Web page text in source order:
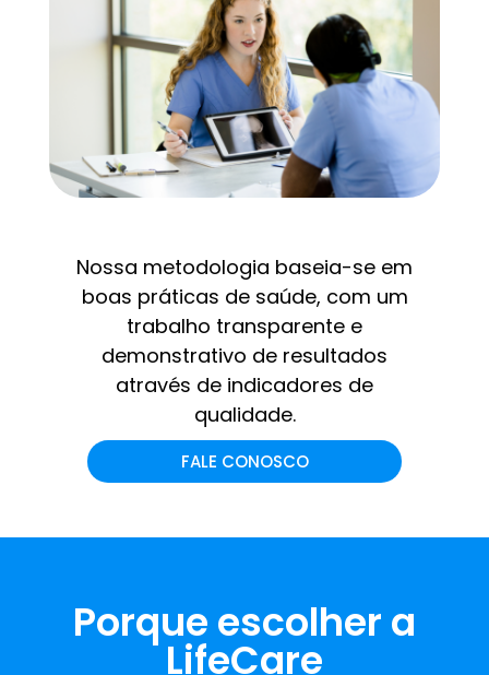
Nossa metodologia baseia-se em
boas práticas de saúde, com um
trabalho transparente e
demonstrativo de resultados
através de indicadores de
qualidade.
FALE CONOSCO
Porque escolher a
LifeCare